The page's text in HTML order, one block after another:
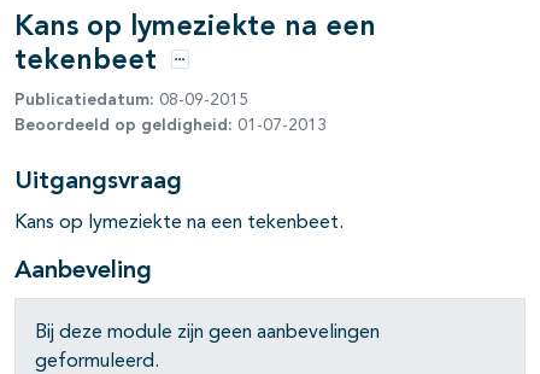
open- en dichtklappen
open- en dichtklappen
open- en dichtklappen
Kans op lymeziekte na een
tekenbeet
Opties
Publicatiedatum: 08-09-2015
Beoordeeld op geldigheid: 01-07-2013
Uitgangsvraag
Kans op lymeziekte na een tekenbeet.
Aanbeveling
Bij deze module zijn geen aanbevelingen
geformuleerd.